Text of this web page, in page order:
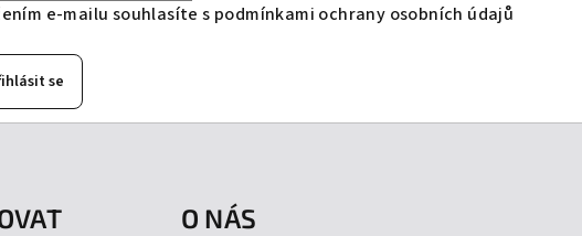
e-mailu souhlasíte s podmínkami ochrany osobních údajů
se
O NÁS